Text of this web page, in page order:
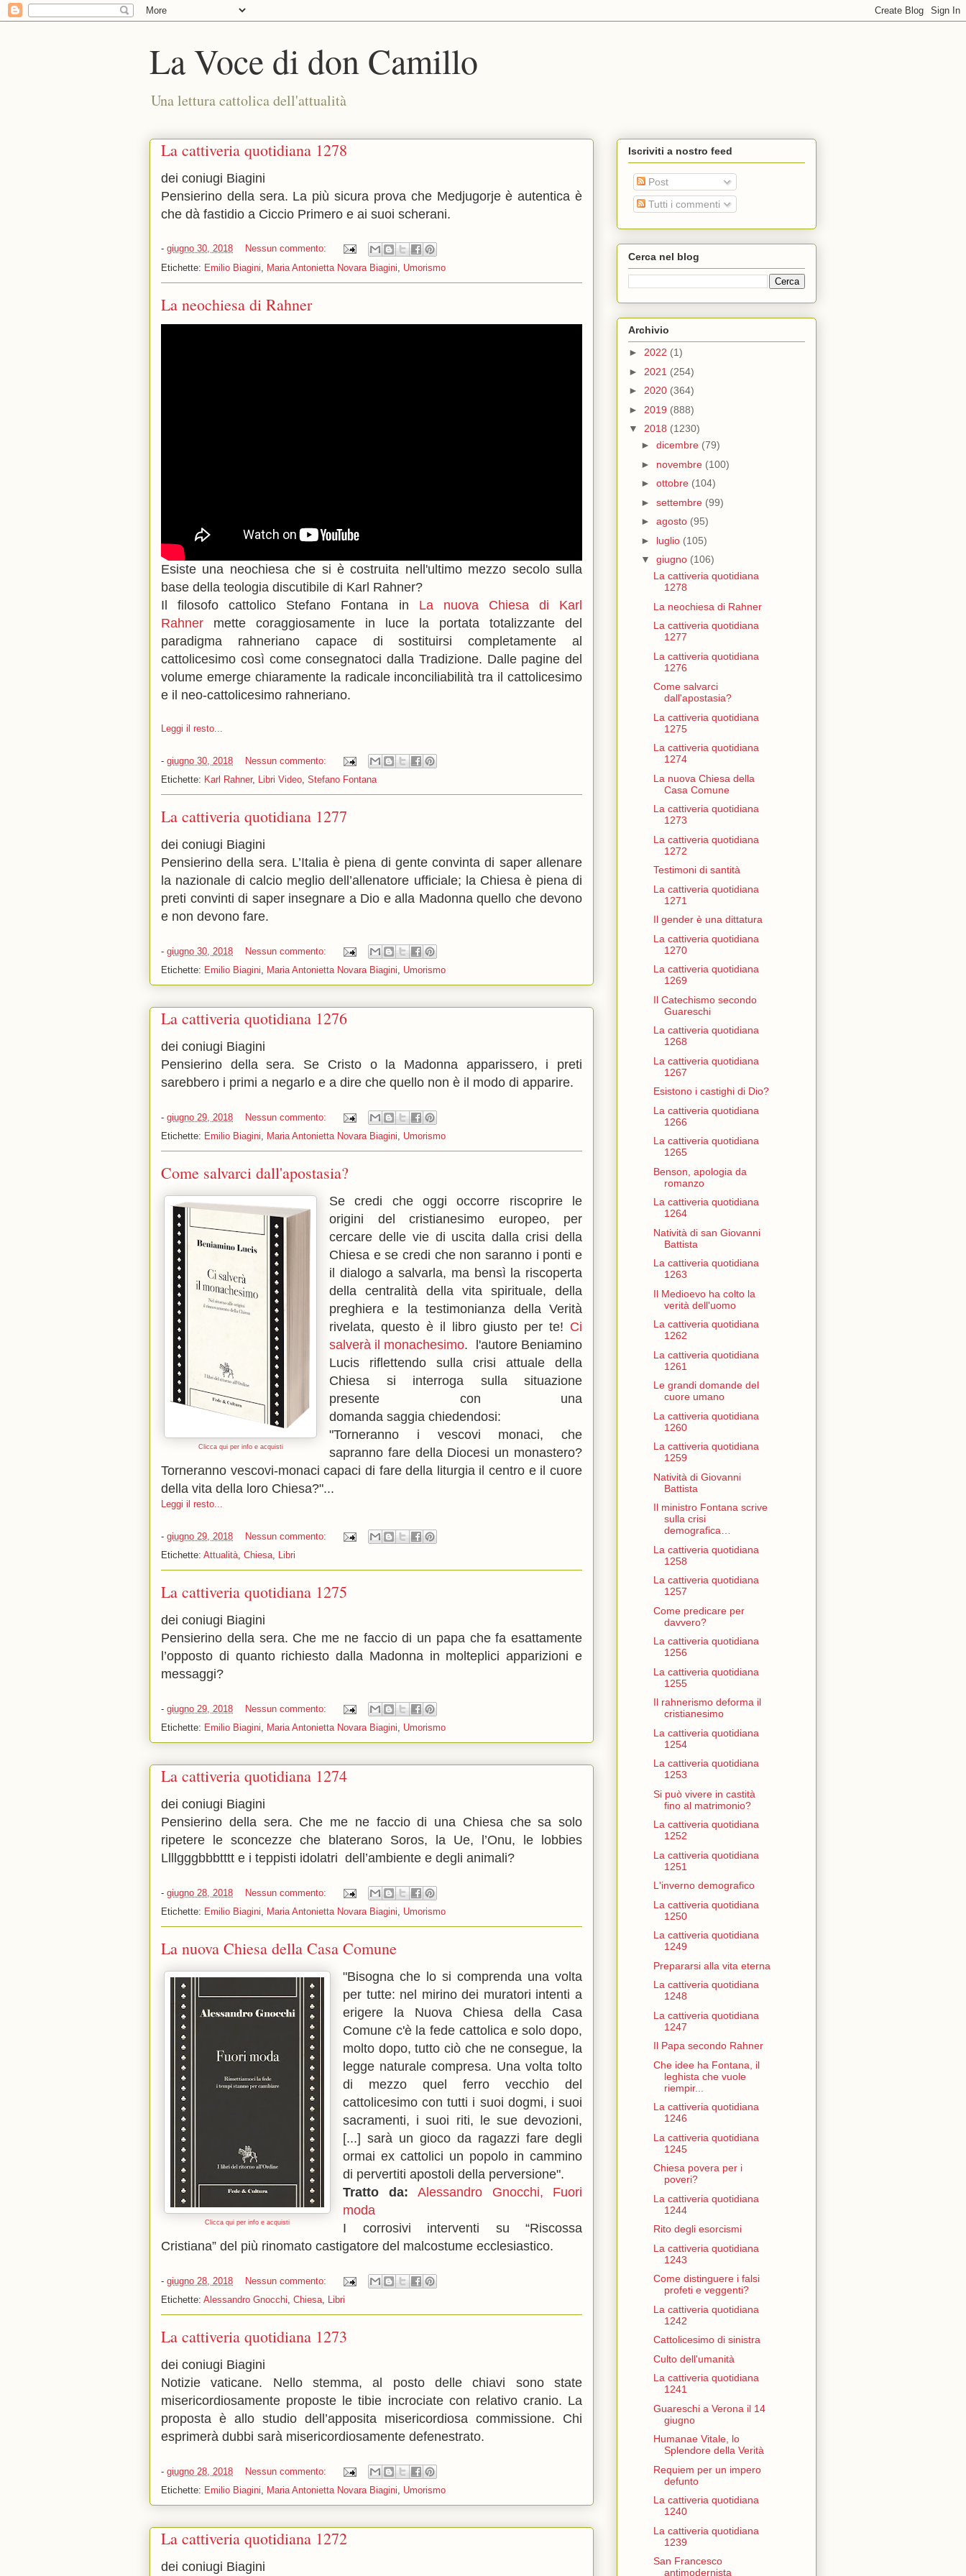
La Voce di don Camillo
Una lettura cattolica dell'attualità
La cattiveria quotidiana 1278
dei coniugi Biagini
Pensierino della sera. La più sicura prova che Medjugorje è autentica è
che dà fastidio a Ciccio Primero e ai suoi scherani.
- giugno 30, 2018
Nessun commento:
Etichette: Emilio Biagini, Maria Antonietta Novara Biagini, Umorismo
La neochiesa di Rahner
Esiste una neochiesa che si è costruita nell'ultimo mezzo secolo sulla
base della teologia discutibile di Karl Rahner?
Il filosofo cattolico Stefano Fontana in La nuova Chiesa di Karl
Rahner mette coraggiosamente in luce la portata totalizzante del
paradigma rahneriano capace di sostituirsi completamente al
cattolicesimo così come consegnatoci dalla Tradizione. Dalle pagine del
volume emerge chiaramente la radicale inconciliabilità tra il cattolicesimo
e il neo-cattolicesimo rahneriano.
Leggi il resto...
- giugno 30, 2018
Nessun commento:
Etichette: Karl Rahner, Libri Video, Stefano Fontana
La cattiveria quotidiana 1277
dei coniugi Biagini
Pensierino della sera. L’Italia è piena di gente convinta di saper allenare
la nazionale di calcio meglio dell’allenatore ufficiale; la Chiesa è piena di
preti convinti di saper insegnare a Dio e alla Madonna quello che devono
e non devono fare.
- giugno 30, 2018
Nessun commento:
Etichette: Emilio Biagini, Maria Antonietta Novara Biagini, Umorismo
La cattiveria quotidiana 1276
dei coniugi Biagini
Pensierino della sera. Se Cristo o la Madonna apparissero, i preti
sarebbero i primi a negarlo e a dire che quello non è il modo di apparire.
- giugno 29, 2018
Nessun commento:
Etichette: Emilio Biagini, Maria Antonietta Novara Biagini, Umorismo
Come salvarci dall'apostasia?
Clicca qui per info e acquisti
Se credi che oggi occorre riscoprire le
origini del cristianesimo europeo, per
cercare delle vie di uscita dalla crisi della
Chiesa e se credi che non saranno i ponti e
il dialogo a salvarla, ma bensì la riscoperta
della centralità della vita spirituale, della
preghiera e la testimonianza della Verità
rivelata, questo è il libro giusto per te! Ci
salverà il monachesimo. l'autore Beniamino
Lucis riflettendo sulla crisi attuale della
Chiesa si interroga sulla situazione
presente con una
domanda saggia chiedendosi:
"Torneranno i vescovi monaci, che
sapranno fare della Diocesi un monastero?
Torneranno vescovi-monaci capaci di fare della liturgia il centro e il cuore
della vita della loro Chiesa?"...
Leggi il resto...
- giugno 29, 2018
Nessun commento:
Etichette: Attualità, Chiesa, Libri
La cattiveria quotidiana 1275
dei coniugi Biagini
Pensierino della sera. Che me ne faccio di un papa che fa esattamente
l’opposto di quanto richiesto dalla Madonna in molteplici apparizioni e
messaggi?
- giugno 29, 2018
Nessun commento:
Etichette: Emilio Biagini, Maria Antonietta Novara Biagini, Umorismo
La cattiveria quotidiana 1274
dei coniugi Biagini
Pensierino della sera. Che me ne faccio di una Chiesa che sa solo
ripetere le sconcezze che blaterano Soros, la Ue, l’Onu, le lobbies
Llllgggbbbtttt e i teppisti idolatri dell’ambiente e degli animali?
- giugno 28, 2018
Nessun commento:
Etichette: Emilio Biagini, Maria Antonietta Novara Biagini, Umorismo
La nuova Chiesa della Casa Comune
Clicca qui per info e acquisti
"Bisogna che lo si comprenda una volta
per tutte: nel mirino dei muratori intenti a
erigere la Nuova Chiesa della Casa
Comune c'è la fede cattolica e solo dopo,
molto dopo, tutto ciò che ne consegue, la
legge naturale compresa. Una volta tolto
di mezzo quel ferro vecchio del
cattolicesimo con tutti i suoi dogmi, i suoi
sacramenti, i suoi riti, le sue devozioni,
[...] sarà un gioco da ragazzi fare degli
ormai ex cattolici un popolo in cammino
di pervertiti apostoli della perversione".
Tratto da:
Alessandro Gnocchi, Fuori
moda
I corrosivi interventi su “Riscossa
Cristiana” del più rinomato castigatore del malcostume ecclesiastico.
- giugno 28, 2018
Nessun commento:
Etichette: Alessandro Gnocchi, Chiesa, Libri
La cattiveria quotidiana 1273
dei coniugi Biagini
Notizie vaticane. Nello stemma, al posto delle chiavi sono state
misericordiosamente proposte le tibie incrociate con relativo cranio. La
proposta è allo studio dell’apposita misericordiosa commissione. Chi
esprimerà dubbi sarà misericordiosamente defenestrato.
- giugno 28, 2018
Nessun commento:
Etichette: Emilio Biagini, Maria Antonietta Novara Biagini, Umorismo
La cattiveria quotidiana 1272
dei coniugi Biagini
Iscriviti a nostro feed
Post
Tutti i commenti
Cerca nel blog
Archivio
► 2022 (1)
► 2021 (254)
► 2020 (364)
► 2019 (888)
▼ 2018 (1230)
► dicembre (79)
► novembre (100)
► ottobre (104)
► settembre (99)
► agosto (95)
► luglio (105)
▼ giugno (106)
La cattiveria quotidiana
1278
La neochiesa di Rahner
La cattiveria quotidiana
1277
La cattiveria quotidiana
1276
Come salvarci
dall'apostasia?
La cattiveria quotidiana
1275
La cattiveria quotidiana
1274
La nuova Chiesa della
Casa Comune
La cattiveria quotidiana
1273
La cattiveria quotidiana
1272
Testimoni di santità
La cattiveria quotidiana
1271
Il gender è una dittatura
La cattiveria quotidiana
1270
La cattiveria quotidiana
1269
Il Catechismo secondo
Guareschi
La cattiveria quotidiana
1268
La cattiveria quotidiana
1267
Esistono i castighi di Dio?
La cattiveria quotidiana
1266
La cattiveria quotidiana
1265
Benson, apologia da
romanzo
La cattiveria quotidiana
1264
Natività di san Giovanni
Battista
La cattiveria quotidiana
1263
Il Medioevo ha colto la
verità dell'uomo
La cattiveria quotidiana
1262
La cattiveria quotidiana
1261
Le grandi domande del
cuore umano
La cattiveria quotidiana
1260
La cattiveria quotidiana
1259
Natività di Giovanni
Battista
Il ministro Fontana scrive
sulla crisi
demografica…
La cattiveria quotidiana
1258
La cattiveria quotidiana
1257
Come predicare per
davvero?
La cattiveria quotidiana
1256
La cattiveria quotidiana
1255
Il rahnerismo deforma il
cristianesimo
La cattiveria quotidiana
1254
La cattiveria quotidiana
1253
Si può vivere in castità
fino al matrimonio?
La cattiveria quotidiana
1252
La cattiveria quotidiana
1251
L'inverno demografico
La cattiveria quotidiana
1250
La cattiveria quotidiana
1249
Prepararsi alla vita eterna
La cattiveria quotidiana
1248
La cattiveria quotidiana
1247
Il Papa secondo Rahner
Che idee ha Fontana, il
leghista che vuole
riempir...
La cattiveria quotidiana
1246
La cattiveria quotidiana
1245
Chiesa povera per i
poveri?
La cattiveria quotidiana
1244
Rito degli esorcismi
La cattiveria quotidiana
1243
Come distinguere i falsi
profeti e veggenti?
La cattiveria quotidiana
1242
Cattolicesimo di sinistra
Culto dell'umanità
La cattiveria quotidiana
1241
Guareschi a Verona il 14
giugno
Humanae Vitale, lo
Splendore della Verità
Requiem per un impero
defunto
La cattiveria quotidiana
1240
La cattiveria quotidiana
1239
San Francesco
antimodernista